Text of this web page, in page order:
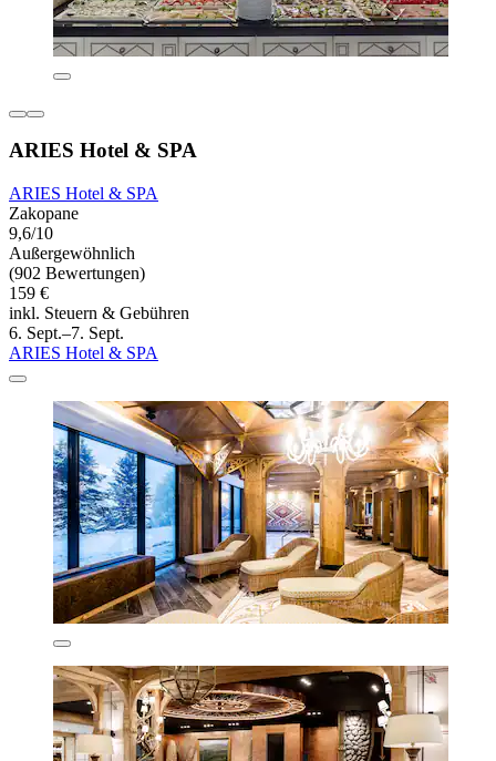
ARIES Hotel & SPA
ARIES Hotel & SPA
Zakopane
9,6/10
Außergewöhnlich
(902 Bewertungen)
159 €
inkl. Steuern & Gebühren
6. Sept.–7. Sept.
ARIES Hotel & SPA